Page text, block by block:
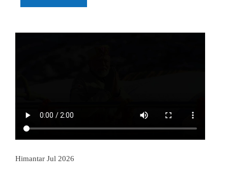
Himantar Jul 2026